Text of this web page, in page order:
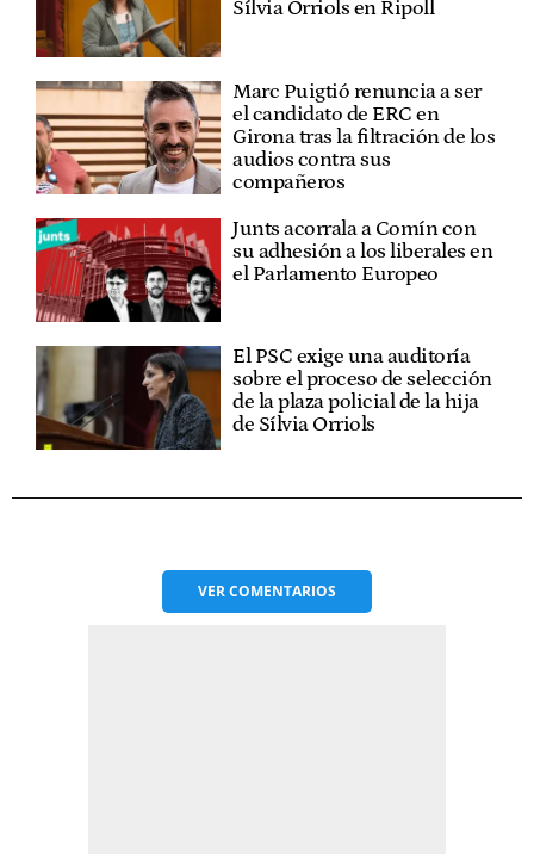
Sílvia Orriols en Ripoll
Marc Puigtió renuncia a ser
el candidato de ERC en
Girona tras la filtración de los
audios contra sus
compañeros
Junts acorrala a Comín con
su adhesión a los liberales en
el Parlamento Europeo
El PSC exige una auditoría
sobre el proceso de selección
de la plaza policial de la hija
de Sílvia Orriols
VERCOMENTARIOS